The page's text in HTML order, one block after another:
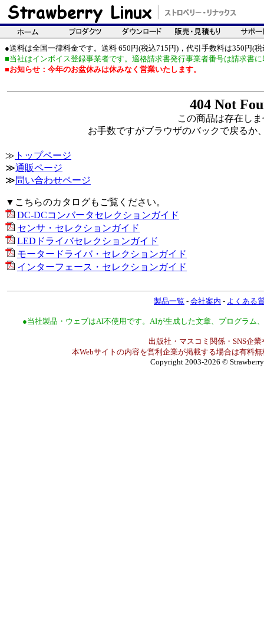
●送料は全国一律料金です。送料 650円(税込715円)，代引手数料は350円(税
■当社はインボイス登録事業者です。適格請求書発行事業者番号は請求書
■お知らせ：今年のお盆休みは休みなく営業いたします。
404 Not
この商品は存在し
お手数ですがブラウザのバックで戻るか
≫ トップページ
≫通販ページ
≫問い合わせページ
▼こちらのカタログもご覧ください。
DC-DCコンバータセレクションガイド
センサ・セレクションガイド
LEDドライバセレクションガイド
モータードライバ・セレクションガイド
インターフェース・セレクションガイド
製品一覧 - 会社案内 - よくある
●当社製品・ウェブはAI不使用です。AIが生成した文章、プログラム
出版社・マスコミ関係・SNS企
本Webサイトの内容を営利企業が掲載する場合は有料
Copyright 2003-2026 ©